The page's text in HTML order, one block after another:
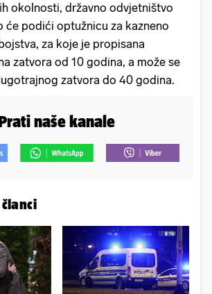
okolnosti, državno odvjetništvo
će podići optužnicu za kazneno
za koje je propisana
zatvora od 10 godina, a može se
zatvora do 40 godina.
naše kanale